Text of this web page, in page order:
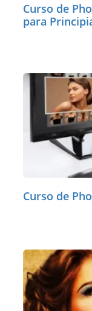
Curso de
para
Curso de